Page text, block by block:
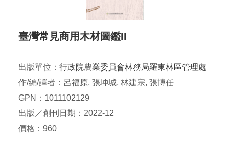
臺灣常見商用木材圖鑑II
出版單位： 行政院農業委員會林務局羅東林區管理處
作/編/譯者：呂福原, 張坤城, 林建宗, 張博任
GPN：1011102129
出版／創刊日期：2022-12
價格：960